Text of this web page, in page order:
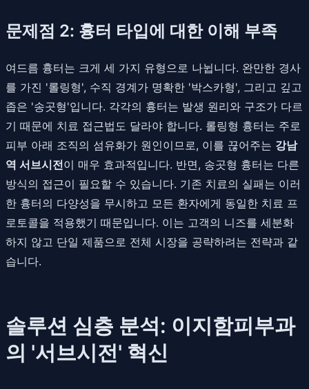
문제점 2: 흉터 타입에 대한 이해 부족
여드름 흉터는 크게 세 가지 유형으로 나뉩니다. 완만한 경사
를 가진 '롤링형', 수직 경계가 명확한 '박스카형', 그리고 깊고
좁은 '송곳형'입니다. 각각의 흉터는 발생 원리와 구조가 다르
기 때문에 치료 접근법도 달라야 합니다. 롤링형 흉터는 주로
피부 아래 조직의 섬유화가 원인이므로, 이를 끊어주는 강남
역 서브시전이 매우 효과적입니다. 반면, 송곳형 흉터는 다른
방식의 접근이 필요할 수 있습니다. 기존 치료의 실패는 이러
한 흉터의 다양성을 무시하고 모든 환자에게 동일한 치료 프
로토콜을 적용했기 때문입니다. 이는 고객의 니즈를 세분화
하지 않고 단일 제품으로 전체 시장을 공략하려는 전략과 같
습니다.
솔루션 심층 분석: 이지함피부과
의 '서브시전' 혁신